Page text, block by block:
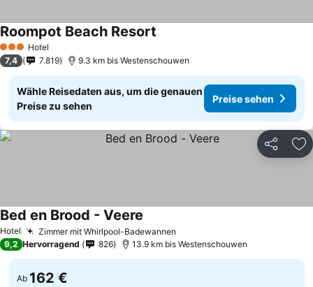
3 SterneHotel
Roompot Beach Resort
7,4 7.819 9.3 km bis Westenschouwen
Wähle Reisedaten aus, um die genauen
Preise zu sehen
Preise sehen
Teilen
Hotel Zimmer mit Whirlpool-Badewannen
Bed en Brood - Veere
9,2 Hervorragend 826 13.9 km bis Westenschouwen
Ab 162 €